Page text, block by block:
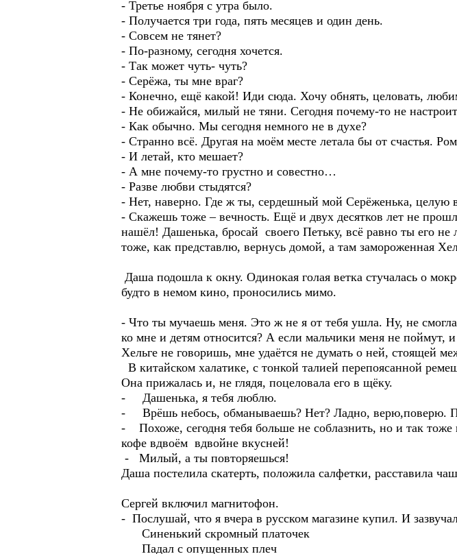
- Третье ноября с утра было.
- Получается три года, пять месяцев и один день.
- Совсем не тянет?
- По-разному, сегодня хочется.
- Так может чуть- чуть?
- Серёжа, ты мне враг?
- Конечно, ещё какой! Иди сюда. Хочу обнять, целовать,
- Не обижайся, милый не тяни. Сегодня почему-то не
- Как обычно. Мы сегодня немного не в духе?
- Странно всё. Другая на моём месте летала бы от счастья.
- И летай, кто мешает?
- А мне почему-то грустно и совестно…
- Разве любви стыдятся?
- Нет, наверно. Где ж ты, сердешный мой Серёженька, целую
- Скажешь тоже – вечность. Ещё и двух десятков лет не
нашёл! Дашенька, бросай своего Петьку, всё равно ты его
тоже, как представлю, вернусь домой, а там замороженная
Даша подошла к окну. Одинокая голая ветка стучалась о
будто в немом кино, проносились мимо.
- Что ты мучаешь меня. Это ж не я от тебя ушла. Ну, не
ко мне и детям относится? А если мальчики меня не
Хельге не говоришь, мне удаётся не думать о ней, стоящей
В китайском халатике, с тонкой талией перепоясанной
Она прижалась и, не глядя, поцеловала его в щёку.
- Дашенька, я тебя люблю.
- Врёшь небось, обманываешь? Нет? Ладно, верю,поверю.
- Похоже, сегодня тебя больше не соблазнить, но и так
кофе вдвоём вдвойне вкусней!
- Милый, а ты повторяешься!
Даша постелила скатерть, положила салфетки, расставила
Сергей включил магнитофон.
- Послушай, что я вчера в русском магазине купил. И
Синенький скромный платочек
Падал с опущенных плеч